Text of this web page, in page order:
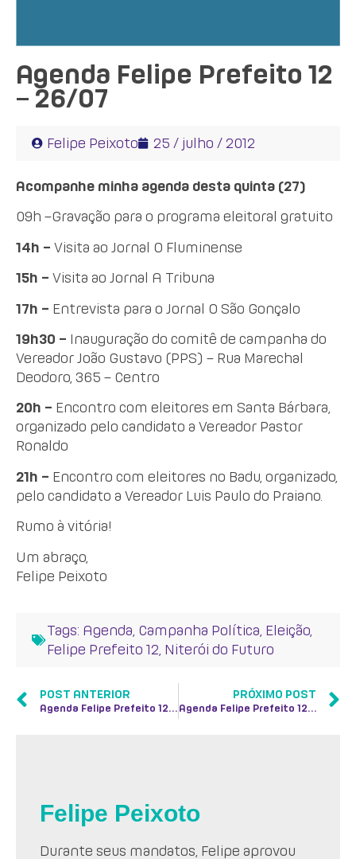
Agenda Felipe Prefeito 12
– 26/07
Felipe Peixoto 25 / julho / 2012
Acompanhe minha agenda desta quinta (27)
09h –Gravação para o programa eleitoral gratuito
14h – Visita ao Jornal O Fluminense
15h – Visita ao Jornal A Tribuna
17h – Entrevista para o Jornal O São Gonçalo
19h30 – Inauguração do comitê de campanha do
Vereador João Gustavo (PPS) – Rua Marechal
Deodoro, 365 – Centro
20h – Encontro com eleitores em Santa Bárbara,
organizado pelo candidato a Vereador Pastor
Ronaldo
21h – Encontro com eleitores no Badu, organizado,
pelo candidato a Vereador Luis Paulo do Praiano.
Rumo à vitória!
Um abraço,
Felipe Peixoto
Tags: Agenda Campanha Política Eleição
Felipe Prefeito 12 Niterói do Futuro
POST ANTERIOR
Agenda Felipe Prefeito 12 – 25/07
PRÓXIMO POST
Agenda Felipe Prefeito 12 – 27/07
Felipe Peixoto
Durante seus mandatos, Felipe aprovou